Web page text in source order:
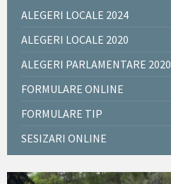
ALEGERI LOCALE 2024
ALEGERI LOCALE 2020
ALEGERI PARLAMENTARE 2020
FORMULARE ONLINE
FORMULARE TIP
SESIZARI ONLINE